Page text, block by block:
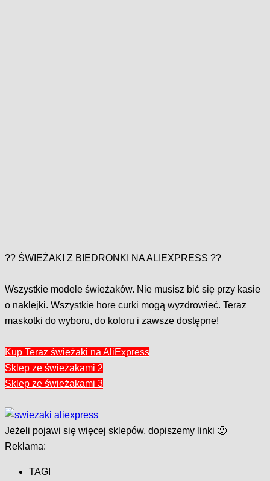
?? ŚWIEŻAKI Z BIEDRONKI NA ALIEXPRESS ??
Wszystkie modele świeżaków. Nie musisz bić się przy kasie
o naklejki. Wszystkie hore curki mogą wyzdrowieć. Teraz
maskotki do wyboru, do koloru i zawsze dostępne!
Kup Teraz świeżaki na AliExpress
Sklep ze świeżakami 2
Sklep ze świeżakami 3
Jeżeli pojawi się więcej sklepów, dopiszemy linki 🙂
Reklama:
TAGI